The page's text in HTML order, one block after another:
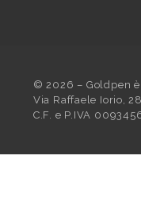
©2026 – Goldpen
Via Raffaele Iorio,
C.F. e P.IVA